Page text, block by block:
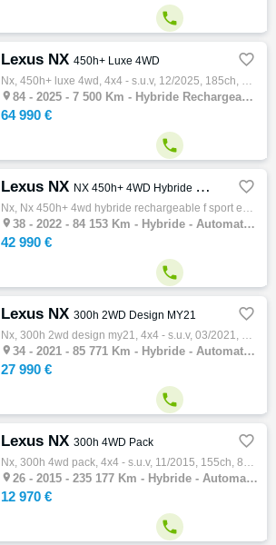

Lexus NX 450h+ Luxe 4WD 
Nx, 450h+ luxe 4wd, 4x4 - s.u.v, 12/2025, 185ch, 10cv, 7500 km, 5 portes, 5 places, Première main, Clim. auto, Hybride rechargeable, Boite …
 84 - 2025 - 7 500 Km - Hybride Rechargeable - Automatique - 4x4 - S.U.V
64 990 €

Lexus NX NX 450h+ 4WD Hybride Rechargeable F SPORT Executive 
Nx, Nx 450h+ 4wd hybride rechargeable f sport executive, 4x4 - s.u.v, 10/2022, 309ch, 10cv, 84153 km, 5 portes, 5 places, Clim. auto, Hybri…
 38 - 2022 - 84 153 Km - Hybride - Automatique - 4x4 - S.U.V
42 990 €

Lexus NX 300h 2WD Design MY21 
Nx, 300h 2wd design my21, 4x4 - s.u.v, 03/2021, 155ch, 8cv, 85771 km, 5 portes, 5 places, Clim. auto, Hybride, Boite de vitesse automatique…
 34 - 2021 - 85 771 Km - Hybride - Automatique - 4x4 - S.U.V
27 990 €

Lexus NX 300h 4WD Pack 
Nx, 300h 4wd pack, 4x4 - s.u.v, 11/2015, 155ch, 8cv, 235177 km, 5 portes, 5 places, Clim. auto, Hybride, Boite de vitesse automatique, Abs,…
 26 - 2015 - 235 177 Km - Hybride - Automatique - 4x4 - S.U.V
12 970 €
